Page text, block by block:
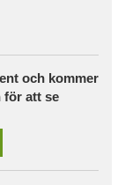
och kommer
för att se